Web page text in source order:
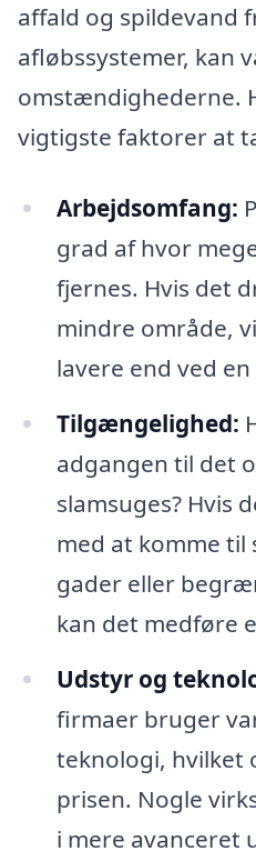
affald og spildevand
afløbssystemer, kan
omstændighederne.
vigtigste faktorer at
Arbejdsomfang:
grad af hvor
fjernes. Hvis det
mindre område,
lavere end ved
Tilgængelighed:
adgangen til det
slamsuges? Hvis
med at komme
gader eller
kan det medføre
Udstyr og
firmaer bruger
teknologi, hvilket
prisen. Nogle
i mere avanceret